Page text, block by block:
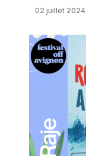
02 juillet 2024